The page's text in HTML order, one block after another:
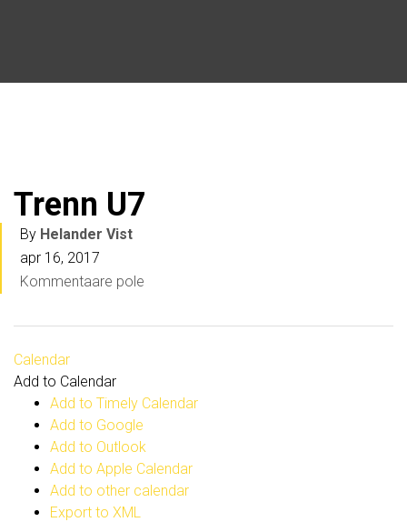
Trenn U7
By Helander Vist
apr 16, 2017
Kommentaare pole
Calendar
Add to Calendar
Add to Timely Calendar
Add to Google
Add to Outlook
Add to Apple Calendar
Add to other calendar
Export to XML